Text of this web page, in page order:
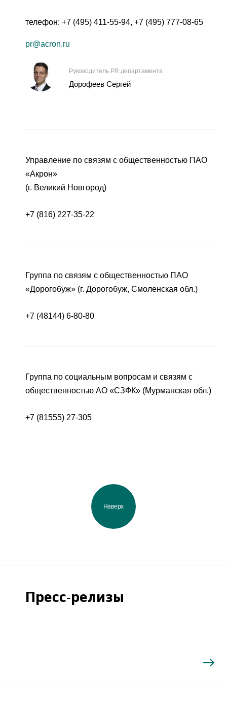
телефон: +7 (495) 411-55-94, +7 (495) 777-08-65
pr@acron.ru
Руководитель PR департамента
Дорофеев Сергей
Управление по связям с общественностью ПАО
«Акрон»
(г. Великий Новгород)
+7 (816) 227-35-22
Группа по связям с общественностью ПАО
«Дорогобуж» (г. Дорогобуж, Смоленская обл.)
+7 (48144) 6-80-80
Группа по социальным вопросам и связям с
общественностью АО «СЗФК» (Мурманская обл.)
+7 (81555) 27-305
Наверх
Пресс-релизы